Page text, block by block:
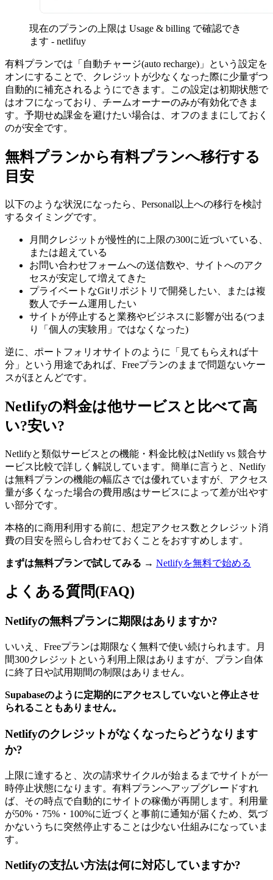
現在のプランの上限は Usage & billing で確認でき
ます - netlifuy
有料プランでは「自動チャージ(auto recharge)」という設定を
オンにすることで、クレジットが少なくなった際に少量ずつ
自動的に補充されるようにできます。この設定は初期状態で
はオフになっており、チームオーナーのみが有効化できま
す。予期せぬ課金を避けたい場合は、オフのままにしておく
のが安全です。
無料プランから有料プランへ移行する
目安
以下のような状況になったら、Personal以上への移行を検討
するタイミングです。
月間クレジットが慢性的に上限の300に近づいている、
または超えている
お問い合わせフォームへの送信数や、サイトへのアク
セスが安定して増えてきた
プライベートなGitリポジトリで開発したい、または複
数人でチーム運用したい
サイトが停止すると業務やビジネスに影響が出る(つま
り「個人の実験用」ではなくなった)
逆に、ポートフォリオサイトのように「見てもらえれば十
分」という用途であれば、Freeプランのままで問題ないケー
スがほとんどです。
Netlifyの料金は他サービスと比べて高
い?安い?
Netlifyと類似サービスとの機能・料金比較はNetlify vs 競合サ
ービス比較で詳しく解説しています。簡単に言うと、Netlify
は無料プランの機能の幅広さでは優れていますが、アクセス
量が多くなった場合の費用感はサービスによって差が出やす
い部分です。
本格的に商用利用する前に、想定アクセス数とクレジット消
費の目安を照らし合わせておくことをおすすめします。
まずは無料プランで試してみる → Netlifyを無料で始める
よくある質問(FAQ)
Netlifyの無料プランに期限はありますか?
いいえ、Freeプランは期限なく無料で使い続けられます。月
間300クレジットという利用上限はありますが、プラン自体
に終了日や試用期間の制限はありません。
Supabaseのように定期的にアクセスしていないと停止させ
られることもありません。
Netlifyのクレジットがなくなったらどうなります
か?
上限に達すると、次の請求サイクルが始まるまでサイトが一
時停止状態になります。有料プランへアップグレードすれ
ば、その時点で自動的にサイトの稼働が再開します。利用量
が50%・75%・100%に近づくと事前に通知が届くため、気づ
かないうちに突然停止することは少ない仕組みになっていま
す。
Netlifyの支払い方法は何に対応していますか?